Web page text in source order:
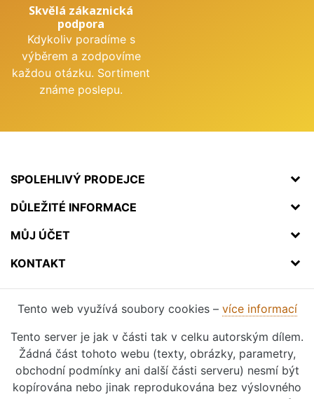
Skvělá zákaznická
podpora
Kdykoliv poradíme s
výběrem a zodpovíme
každou otázku. Sortiment
známe poslepu.
SPOLEHLIVÝ PRODEJCE
DŮLEŽITÉ INFORMACE
MŮJ ÚČET
KONTAKT
Tento web využívá soubory cookies – více informací
Tento server je jak v části tak v celku autorským dílem.
Žádná část tohoto webu (texty, obrázky, parametry,
obchodní podmínky ani další části serveru) nesmí být
kopírována nebo jinak reprodukována bez výslovného